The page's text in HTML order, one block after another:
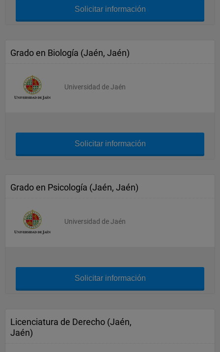
Solicitar información
Grado en Biología (Jaén, Jaén)
Universidad de Jaén
Solicitar información
Grado en Psicología (Jaén, Jaén)
Universidad de Jaén
Solicitar información
Licenciatura de Derecho (Jaén,
Jaén)